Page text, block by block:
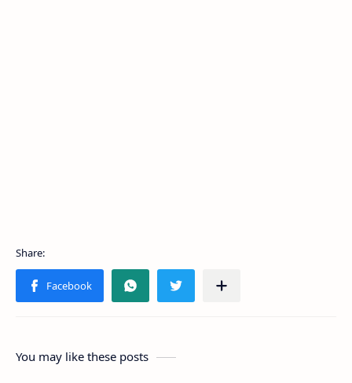
You may like these posts